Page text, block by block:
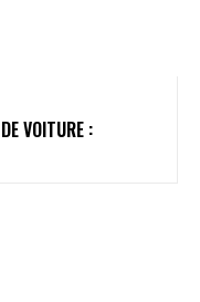
VOITURE :